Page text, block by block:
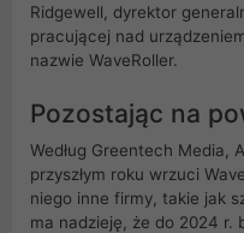
Ridgewell, dyrektor
pracującej nad
nazwie WaveRoller.
Pozostając na
Według Greentech Media,
przyszłym roku wrzuci
niego inne firmy, takie jak
ma nadzieję, że do 2024 r.